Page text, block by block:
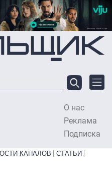
О нас
Реклама
Подписка
КАНАЛОВ
СТАТЬИ